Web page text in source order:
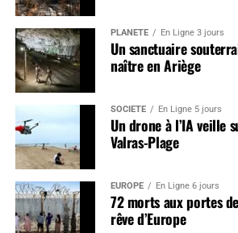
PLANÈTE En Ligne 3 jours
Un sanctuaire
naître en Ariège
SOCIÉTÉ En Ligne 5 jours
Un drone à l’IA veille
Valras-Plage
EUROPE En Ligne 6 jours
72 morts aux portes
rêve d’Europe